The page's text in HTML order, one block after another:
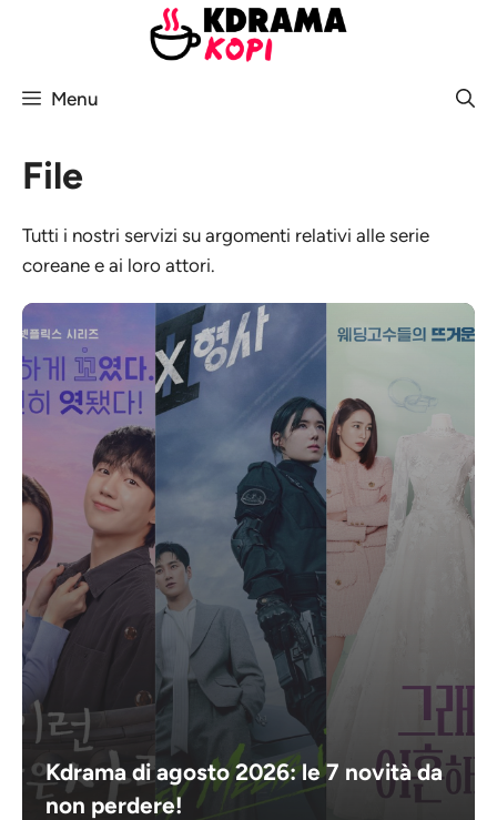
Menu
File
Tutti i nostri servizi su argomenti relativi alle serie
coreane e ai loro attori.
Kdrama di agosto 2026: le 7 novità da
non perdere!